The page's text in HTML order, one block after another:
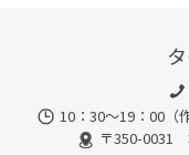
10：30～19：00（
〒350-0031